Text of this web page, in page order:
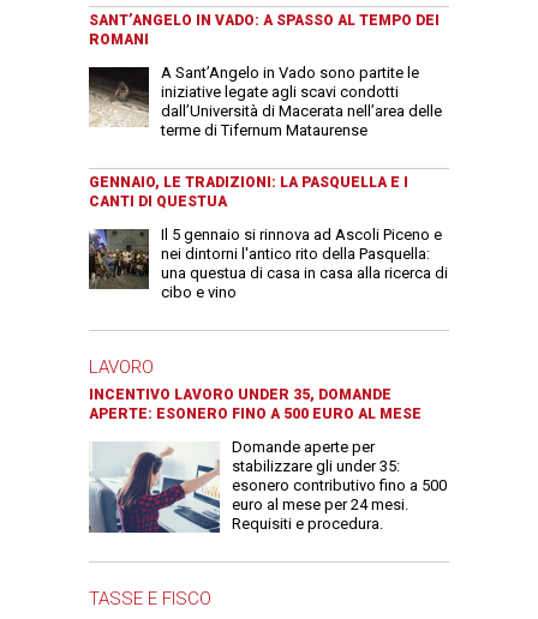
SANT’ANGELO IN VADO: A SPASSO AL TEMPO DEI
ROMANI
A Sant’Angelo in Vado sono partite le
iniziative legate agli scavi condotti
dall’Università di Macerata nell’area delle
terme di Tifernum Mataurense
GENNAIO, LE TRADIZIONI: LA PASQUELLA E I
CANTI DI QUESTUA
Il 5 gennaio si rinnova ad Ascoli Piceno e
nei dintorni l'antico rito della Pasquella:
una questua di casa in casa alla ricerca di
cibo e vino
LAVORO
INCENTIVO LAVORO UNDER 35, DOMANDE
APERTE: ESONERO FINO A 500 EURO AL MESE
Domande aperte per
stabilizzare gli under 35:
esonero contributivo fino a 500
euro al mese per 24 mesi.
Requisiti e procedura.
TASSE E FISCO